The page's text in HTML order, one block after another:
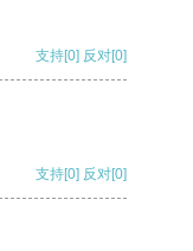
支持[0] 反对[0]
支持[0] 反对[0]